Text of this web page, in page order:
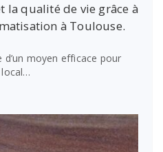
la qualité de vie grâce à
à Toulouse.
d’un moyen efficace pour